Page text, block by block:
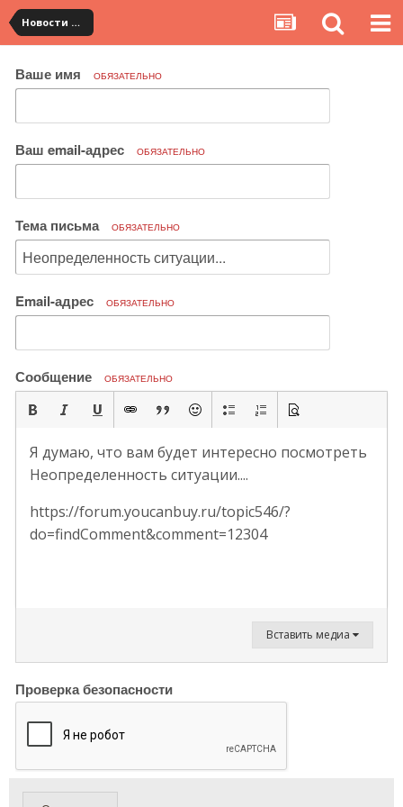
Новости сервиса
Ваше имя ОБЯЗАТЕЛЬНО
Ваш email-адрес ОБЯЗАТЕЛЬНО
Тема письма ОБЯЗАТЕЛЬНО
Email-адрес ОБЯЗАТЕЛЬНО
Сообщение ОБЯЗАТЕЛЬНО
Я думаю, что вам будет интересно посмотреть
Неопределенность ситуации....
https://forum.youcanbuy.ru/topic546/?
do=findComment&comment=12304
Вставить медиа
Проверка безопасности